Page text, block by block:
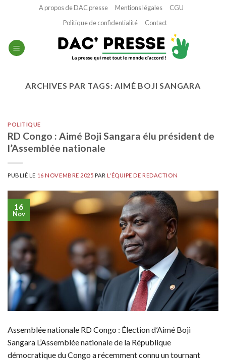
A propos de DAC presse Mentions légales
CGU
Politique de confidentialité
Contact
ARCHIVES PAR TAGS:AIMÉ BOJI SANGARA
POLITIQUE
RD Congo : Aimé Boji Sangara élu président de
l’Assemblée nationale
PUBLIÉ LE 16 NOVEMBRE 2025 PARL'ÉQUIPE DE REDACTION
16
Nov
Assemblée nationale RD Congo : Élection d’Aimé Boji
Sangara L’Assemblée nationale de la République
démocratique du Congo a récemment connu un tournant